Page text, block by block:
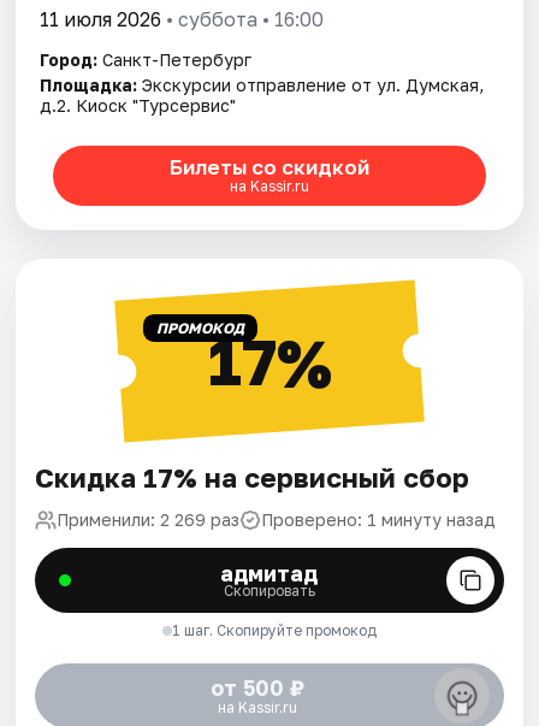
Рейтинги
11 июля 2026 • суббота • 16:00
Город: Санкт-Петербург
Площадка: Экскурсии отправление от ул. Думская,
д.2. Киоск "Турсервис"
Билеты со скидкой
на Kassir.ru
ПРОМОКОД17%
Скидка 17% на сервисный сбор
Применили: 2 269 раз Проверено: 1 минуту назад
адмитад
Скопировать
1 шаг. Скопируйте промокод
от 500 ₽
на Kassir.ru